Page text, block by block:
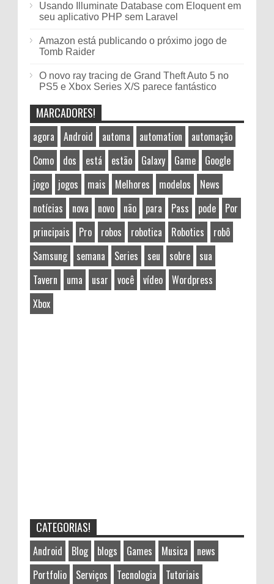
Usando Illuminate Database com Eloquent em
seu aplicativo PHP sem Laravel
Amazon está publicando o próximo jogo de
Tomb Raider
O novo ray tracing de Grand Theft Auto 5 no
PS5 e Xbox Series X/S parece fantástico
MARCADORES!
agora Android automa automation
automação
Como
dos está estão Galaxy Game
Google
jogo
jogos mais Melhores modelos
News
notícias
nova novo não para Pass pode
Por
principais
Pro robos robotica Robotics
robô
Samsung
semana Series seu sobre
sua
Tavern
uma usar você vídeo
Wordpress
Xbox
CATEGORIAS!
Android Blog blogs Games Musica
news
Portfolio
Serviços Tecnologia Tutoriais